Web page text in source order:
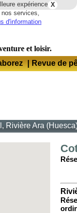
X
expérience
services,
d'information
et loisir.
| Revue de
Rivière Ara